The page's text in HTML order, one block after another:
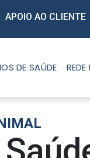
APOIO AO CLIENTE
DE SAÚDE